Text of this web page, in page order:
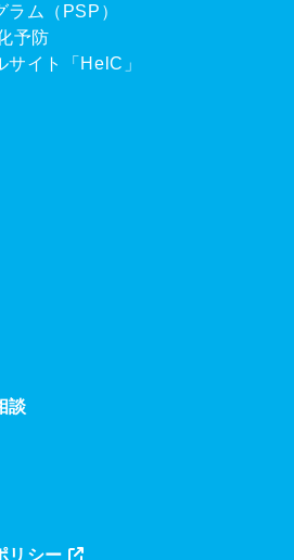
ム（PSP）
予防
イト「HelC」
談
リシー